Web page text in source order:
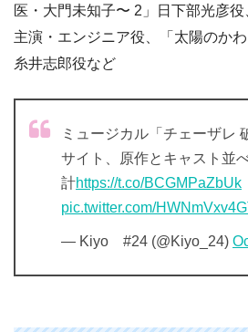
医・大門未知子〜 2」日下部光彦役
主演・エンジニア役、「太陽のか
糸井志郎役など
ミュージカル「チェーザレ
サイト、原作とキャスト並
計https://t.co/BCGMPaZbUk
pic.twitter.com/
— Kiyo #24 (@Kiyo_24)